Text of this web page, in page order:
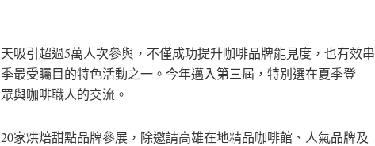
吸引超過5萬人次參與，不僅成功提升咖啡品牌能見度，也有效串
最受矚目的特色活動之一。今年邁入第三屆，特別選在夏季登
與咖啡職人的交流。
家烘焙甜點品牌參展，除邀請高雄在地精品咖啡館、人氣品牌及